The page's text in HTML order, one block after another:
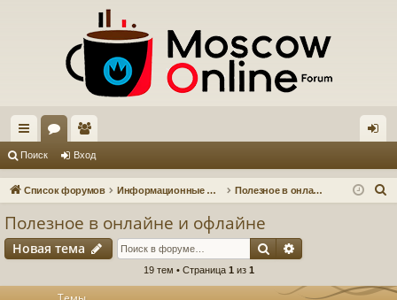
с
ы ум
ол
ьз
ел
и
д
Поиск Вход
Список форумов Информационные форумы Полезное в онлайне и офлайне
Полезное в онлайне и офлайне
Новая тема Поиск
19 тем • Страница 1 из 1